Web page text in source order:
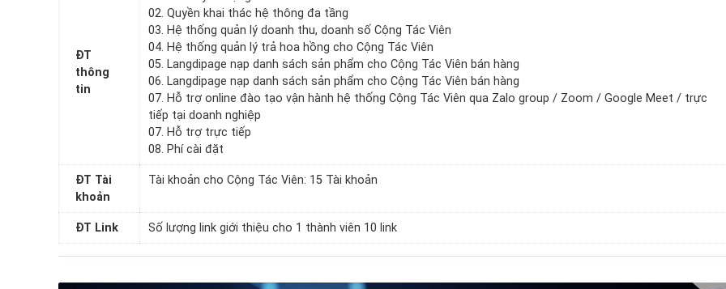
ĐT
thông
tin
02. Quyền khai thác hệ thông đa tầng
03. Hệ thống quản lý doanh thu, doanh số Cộng Tác Viên
04. Hệ thống quản lý trả hoa hồng cho Cộng Tác Viên
05. Langdipage nạp danh sách sản phẩm cho Cộng Tác Viên bán hàng
06. Langdipage nạp danh sách sản phẩm cho Cộng Tác Viên bán hàng
07. Hỗ trợ online đào tạo vận hành hệ thống Cộng Tác Viên qua Zalo group / Zoom / Google Meet / trực
tiếp tại doanh nghiệp
07. Hỗ trợ trực tiếp
08. Phí cài đặt
ĐT Tài
khoản
Tài khoản cho Cộng Tác Viên: 15 Tài khoản
ĐT Link Số lượng link giới thiệu cho 1 thành viên 10 link